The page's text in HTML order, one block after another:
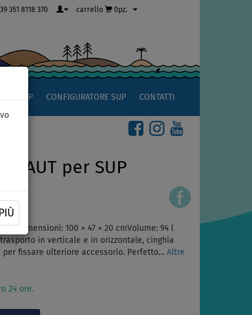
351 8118 370 carrello 0pz.
AL SUP CONFIGURATORE SUP CONTATTI
per SUP
Dimensioni: 100 × 47 × 20 cmVolume: 94 l
in verticale e in orizzontale, cinghia
fissare ulteriore accessorio. Perfetto… Altre
24 ore.